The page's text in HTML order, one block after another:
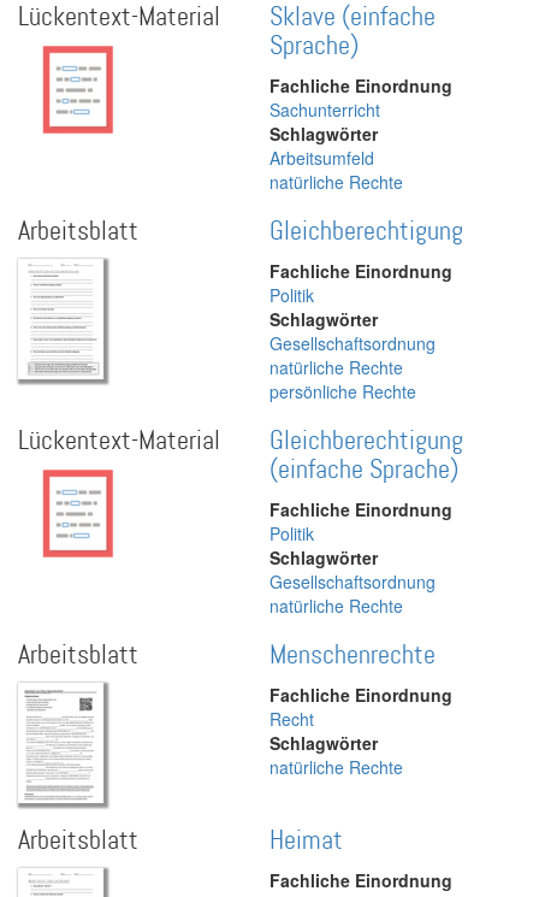
Lückentext-Material
Sklave (einfache
Sprache)
Fachliche Einordnung
Sachunterricht
Schlagwörter
Arbeitsumfeld
natürliche Rechte
Arbeitsblatt Gleichberechtigung
Fachliche Einordnung
Politik
Schlagwörter
Gesellschaftsordnung
natürliche Rechte
persönliche Rechte
Lückentext-Material
Gleichberechtigung
(einfache Sprache)
Fachliche Einordnung
Politik
Schlagwörter
Gesellschaftsordnung
natürliche Rechte
Arbeitsblatt Menschenrechte
Fachliche Einordnung
Recht
Schlagwörter
natürliche Rechte
Arbeitsblatt Heimat
Fachliche Einordnung